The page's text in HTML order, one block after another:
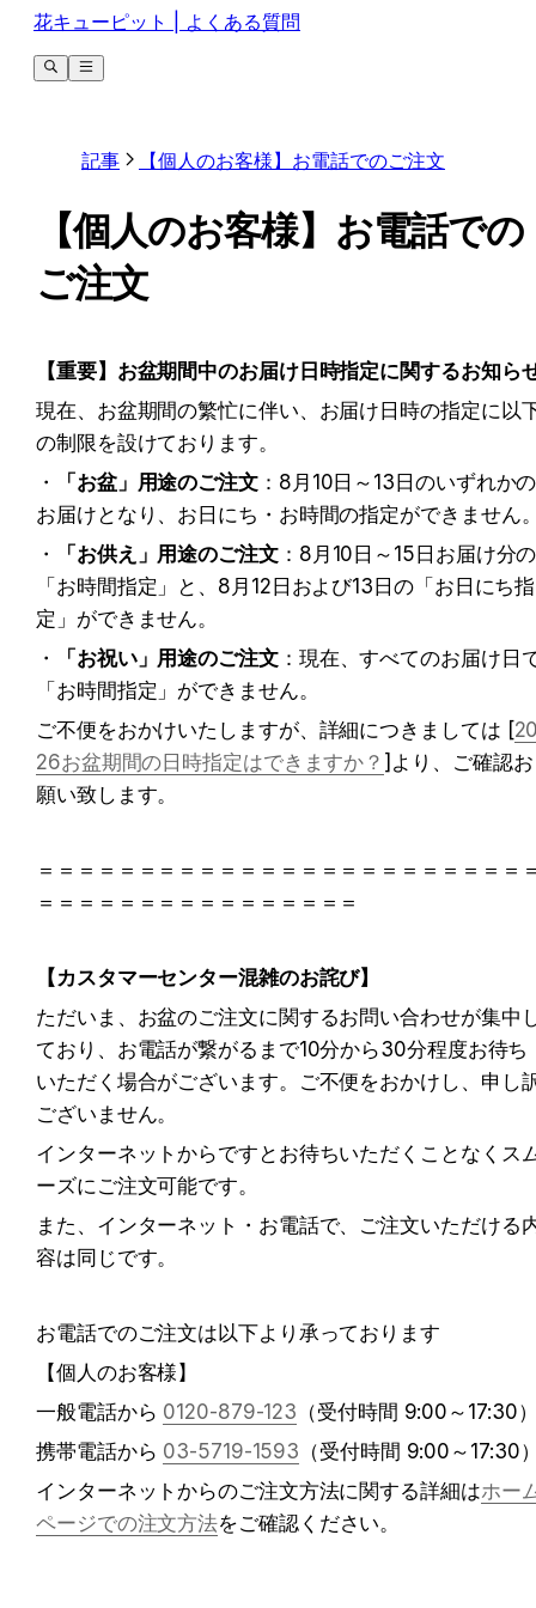
花キューピット | よくある質問
記事 【個人のお客様】お電話でのご注文
【個人のお客様】お電話での
ご注文
【重要】お盆期間中のお届け日時指定に関するお知ら
現在、お盆期間の繁忙に伴い、お届け日時の指定に以
の制限を設けております。
・
「お盆」用途のご注文：8月10日～13日のいずれかの
お届けとなり、お日にち・お時間の指定ができません
・
「お供え」用途のご注文：8月10日～15日お届け分の
「お時間指定」と、8月12日および13日の「お日にち指
定」ができません。
・
「お祝い」用途のご注文：現在、すべてのお届け日
「お時間指定」ができません。
ご不便をおかけいたしますが、詳細につきましては [
26お盆期間の日時指定はできますか？ ]より、ご確認お
願い致します。
＝＝＝＝＝＝＝＝＝＝＝＝＝＝＝＝＝＝＝＝＝＝＝＝
＝＝＝＝＝＝＝＝＝＝＝＝＝＝＝＝
【カスタマーセンター混雑のお詫び】
ただいま、お盆のご注文に関するお問い合わせが集中
ており、お電話が繋がるまで10分から30分程度お待ち
いただく場合がございます。ご不便をおかけし、申し
ございません。
インターネットからですとお待ちいただくことなくス
ーズにご注文可能です。
また、インターネット・お電話で、ご注文いただける
容は同じです。
お電話でのご注文は以下より承っております
【個人のお客様】
一般電話から 0120-879-123 （受付時間 9:00～17:30
携帯電話から 03-5719-1593 （受付時間 9:00～17:30
インターネットからのご注文方法に関する詳細はホー
ページでの注文方法をご確認ください。